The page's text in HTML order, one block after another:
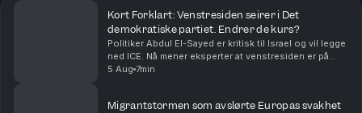
Kort Forklart: Venstresiden seirer i Det
demokratiske partiet. Endrer de kurs?
Politiker Abdul El-Sayed er kritisk til Israel og vil legge
ned ICE. Nå mener eksperter at venstresiden er på
fremmarsj i Det demokratiske partiet i USA. Vi
5 Aug 7min
Migrantstormen som avslørte Europas svakhet